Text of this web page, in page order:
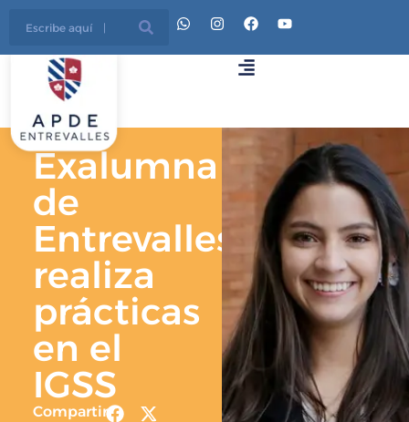
Exalumna
de
Entrevalles
realiza
prácticas
en el
IGSS
Compartir